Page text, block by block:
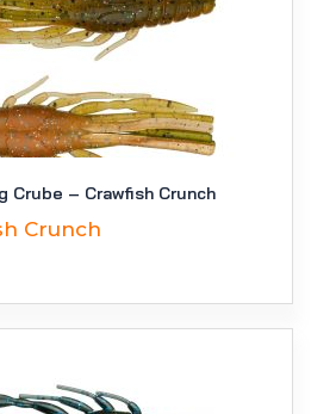
Crube – Crawfish Crunch
Crunch